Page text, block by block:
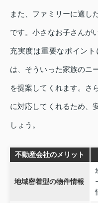
また、ファミリーに適し
です。小さなお子さんが
充実度は重要なポイン
は、そういった家族のニ
を提案してくれます。さ
に対応してくれるため、
しょう。
不動産会社のメリット
地域密着型の物件情報